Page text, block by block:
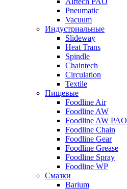
Pneumatic
Vacuum
Индустриальные
Slideway
Heat Trans
Spindle
Chaintech
Circulation
Textile
Пищевые
Foodline Air
Foodline AW
Foodline AW PAO
Foodline Chain
Foodline Gear
Foodline Grease
Foodline Spray
Foodline WP
Смазки
Barium